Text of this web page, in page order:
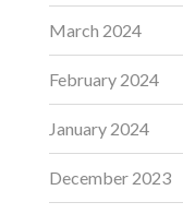
March 2024
February 2024
January 2024
December 2023